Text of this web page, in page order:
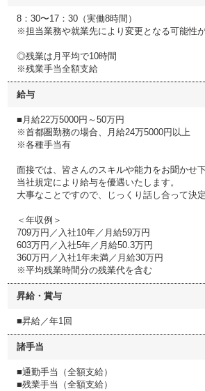
8：30〜17：30（実働8時間）
※担当業務や就業先により変更となる可能性が
◎残業は月平均で10時間
※残業手当全額支給
給与
■月給22万5000円～50万円
※首都圏勤務の場合、月給24万5000円以上
※各種手当有
面接では、皆さんのスキルや能力をお聞かせ下
当社規定により給与を優遇いたします。
大事なことですので、じっくり話し合って決
＜年収例＞
709万円／入社10年／月給59万円
603万円／入社5年／月給50.3万円
360万円／入社1年未満／月給30万円
※平均残業時間分の残業代を含む
昇給・賞与
■昇給／年1回
諸手当
■通勤手当（全額支給）
■残業手当（全額支給）